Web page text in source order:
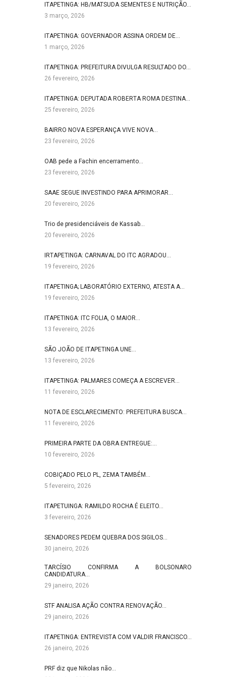
ITAPETINGA: HB/MATSUDA SEMENTES E NUTRIÇÃO…
3 março, 2026
ITAPETINGA: GOVERNADOR ASSINA ORDEM DE…
1 março, 2026
ITAPETINGA: PREFEITURA DIVULGA RESULTADO DO…
26 fevereiro, 2026
ITAPETINGA: DEPUTADA ROBERTA ROMA DESTINA…
25 fevereiro, 2026
BAIRRO NOVA ESPERANÇA VIVE NOVA…
23 fevereiro, 2026
OAB pede a Fachin encerramento…
23 fevereiro, 2026
SAAE SEGUE INVESTINDO PARA APRIMORAR…
20 fevereiro, 2026
Trio de presidenciáveis de Kassab…
20 fevereiro, 2026
IRTAPETINGA: CARNAVAL DO ITC AGRADOU…
19 fevereiro, 2026
ITAPETINGA; LABORATÓRIO EXTERNO, ATESTA A…
19 fevereiro, 2026
ITAPETINGA: ITC FOLIA, O MAIOR…
13 fevereiro, 2026
SÃO JOÃO DE ITAPETINGA UNE…
13 fevereiro, 2026
ITAPETINGA: PALMARES COMEÇA A ESCREVER…
11 fevereiro, 2026
NOTA DE ESCLARECIMENTO: PREFEITURA BUSCA…
11 fevereiro, 2026
PRIMEIRA PARTE DA OBRA ENTREGUE:…
10 fevereiro, 2026
COBIÇADO PELO PL, ZEMA TAMBÉM…
5 fevereiro, 2026
ITAPETUINGA: RAMILDO ROCHA É ELEITO…
3 fevereiro, 2026
SENADORES PEDEM QUEBRA DOS SIGILOS…
30 janeiro, 2026
TARCÍSIO CONFIRMA A BOLSONARO
CANDIDATURA…
29 janeiro, 2026
STF ANALISA AÇÃO CONTRA RENOVAÇÃO…
29 janeiro, 2026
ITAPETINGA: ENTREVISTA COM VALDIR FRANCISCO…
26 janeiro, 2026
PRF diz que Nikolas não…